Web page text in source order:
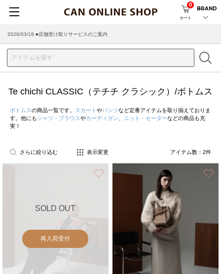
カート
0
BRAND
2026/03/18 ■店舗受け取りサービスのご案内
Te chichi CLASSIC（テチチ クラシック）/ボトムス
ボトムスの商品一覧です。 スカート やパンツなど定番アイテムを取り揃えておりま
す。他にもシャツ・ブラウスやカーディガン ニット・セーターなどの商品も充
実！
さらに絞り込む 表示変更 アイテム数： 2件
SOLD OUT
再入荷受付